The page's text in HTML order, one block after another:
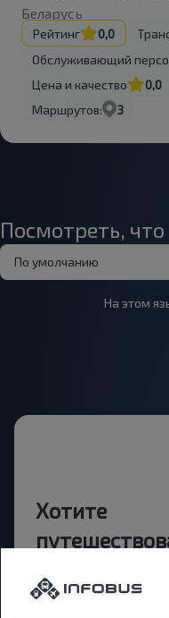
Беларусь
Рейтинг 0,0
Обслуживающий
Цена и качество
0,0
Маршрутов:
3
Посмотреть,
По умолчанию
На этом
Хотите